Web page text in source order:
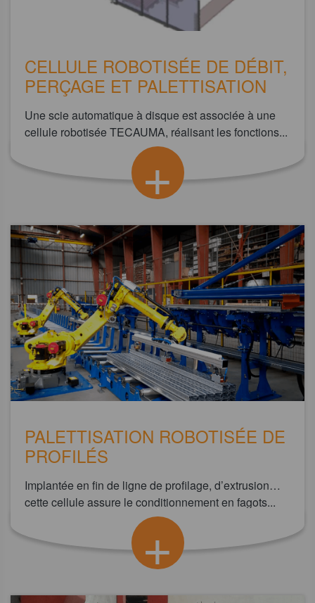
CELLULE ROBOTISÉE DE DÉBIT,
PERÇAGE ET PALETTISATION
Une scie automatique à disque est associée à une
cellule robotisée TECAUMA, réalisant les fonctions...
+
PALETTISATION ROBOTISÉE DE
PROFILÉS
Implantée en fin de ligne de profilage, d’extrusion…
cette cellule assure le conditionnement en fagots...
+